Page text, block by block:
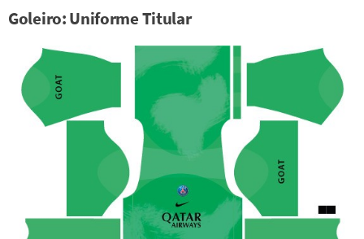
Goleiro: Uniforme Titular